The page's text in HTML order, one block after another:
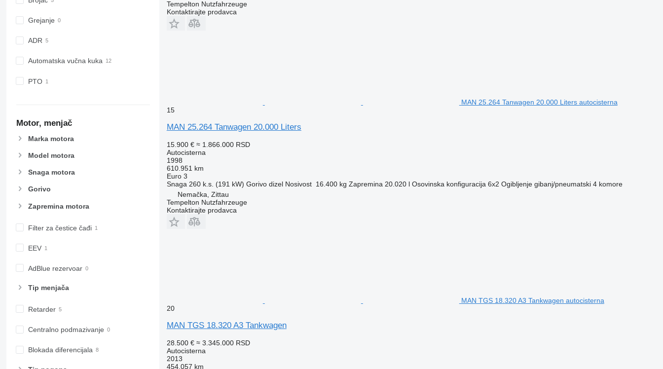
Grejanje
ADR
Automatska vučna kuka
PTO
Motor, menjač
Marka motora
Model motora
Snaga motora
Gorivo
Zapremina motora
Filter za čestice čađi
EEV
AdBlue rezervoar
Tip menjača
Retarder
Centralno podmazivanje
Blokada diferencijala
Tempelton Nutzfahrzeuge
Kontaktirajte prodavca
MAN 25.264 Tanwagen 20.000 Liters autocisterna
15
MAN 25.264 Tanwagen 20.000 Liters
15.900 € ≈ 1.866.000 RSD
Autocisterna
1998
610.951 km
Euro 3
Snaga 260 k.s. (191 kW) Gorivo dizel Nosivost 16.400 kg Zapremina 20.020 l Osovinska konfiguracija 6x2 Ogibljenje gibanj/pneumatski 4 komore
Nemačka, Zittau
Tempelton Nutzfahrzeuge
Kontaktirajte prodavca
MAN TGS 18.320 A3 Tankwagen autocisterna
20
MAN TGS 18.320 A3 Tankwagen
28.500 € ≈ 3.345.000 RSD
Autocisterna
2013
454.057 km